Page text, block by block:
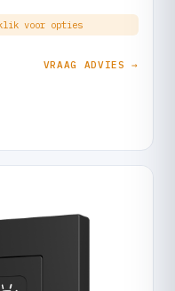
voor opties
VRAAG ADVIES →